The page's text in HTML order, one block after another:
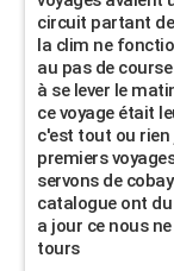
circuit partant
la clim ne
au pas de
à se lever le
ce voyage était
c'est tout ou
premiers
servons de
catalogue ont
a jour ce nous
tours